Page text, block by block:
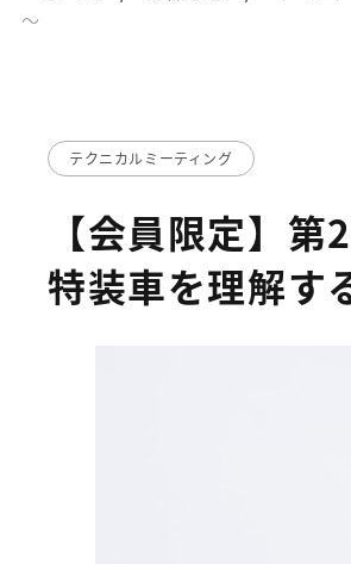
～
テクニカルミーティング
【会員限定】
特装車を理解す